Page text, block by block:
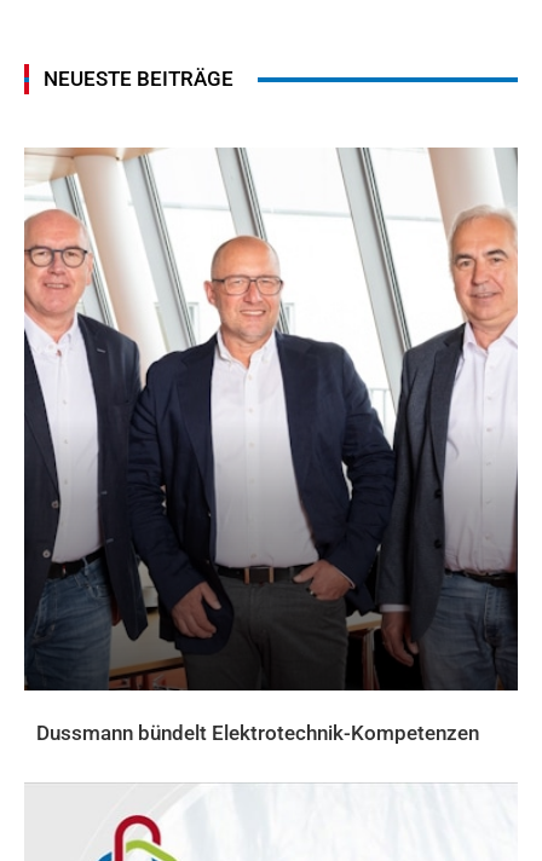
NEUESTE BEITRÄGE
Dussmann bündelt Elektrotechnik-Kompetenzen